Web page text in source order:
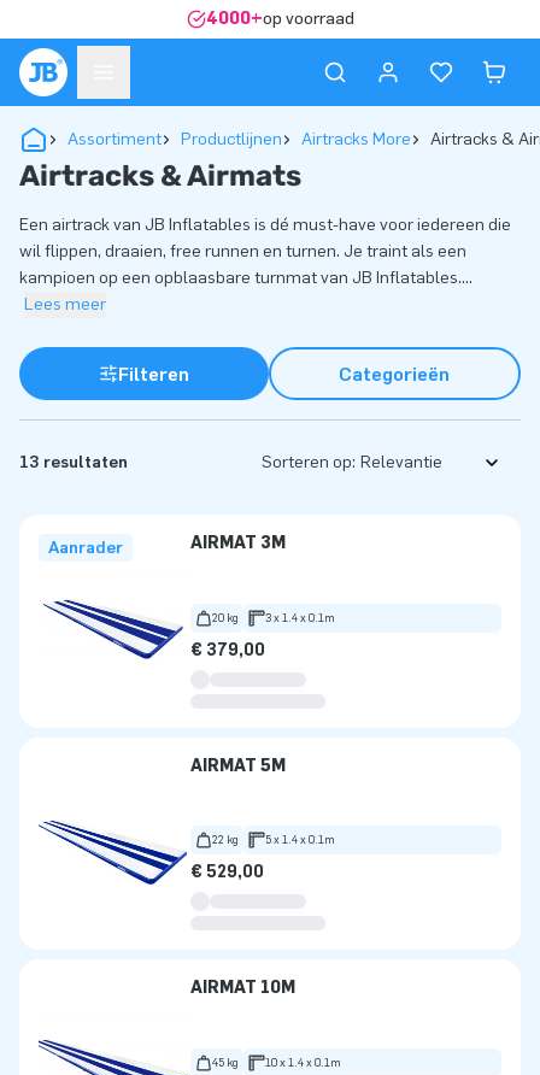
4000+op voorraad
Assortiment Productlijnen Airtracks More Airtracks &
Airtracks & Airmats
Een airtrack van JB Inflatables is dé must-have voor iedereen die
wil flippen, draaien, free runnen en turnen. Je traint als een
kampioen op een opblaasbare turnmat van JB Inflatables....
Lees meer
Filteren Categorieën
13 resultaten Sorteren op:
Aanrader AIRMAT 3M
20 kg 3 x 1.4 x 0.1m
€ 379,00
AIRMAT 5M
22 kg 5 x 1.4 x 0.1m
€ 529,00
AIRMAT 10M
45 kg 10 x 1.4 x 0.1m